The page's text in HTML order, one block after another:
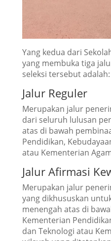
Yang kedua dari
yang membuka tiga
seleksi tersebut adalah:
Jalur Reguler
Merupakan jalur
dari seluruh lulusan
atas di bawah
Pendidikan,
atau Kementerian
Jalur Afirmasi
Merupakan jalur
yang dikhususkan
menengah atas di
Kementerian
dan Teknologi atau